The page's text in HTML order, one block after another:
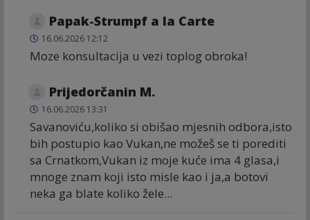
Papak-Strumpf a la Carte
16.06.2026 12:12
Moze konsultacija u vezi toplog obroka!
Prijedorčanin M.
16.06.2026 13:31
Savanoviću,koliko si obišao mjesnih odbora,isto
bih postupio kao Vukan,ne možeš se ti porediti
sa Crnatkom,Vukan iz moje kuće ima 4 glasa,i
mnoge znam koji isto misle kao i ja,a botovi
neka ga blate koliko žele...